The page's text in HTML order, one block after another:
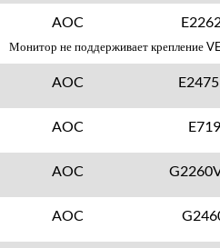
AOC
Монитор не поддерживает крепление
AOC
AOC
AOC
AOC